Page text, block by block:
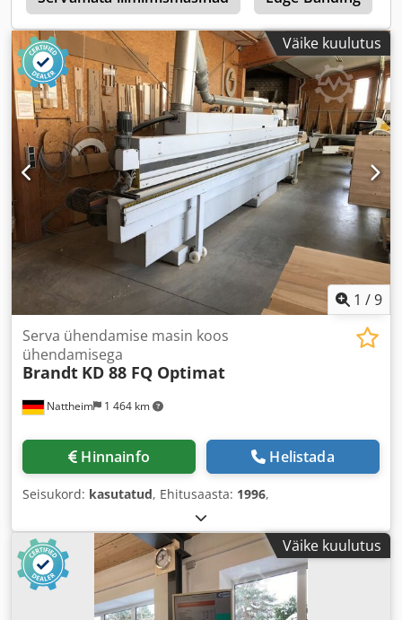
müügis oleva BRANDT KDF 560 masina ostmist. Täpsema
teabe saamiseks võtke meiega ühendust. • Ajamitüüp: 400
V / 50 Hz / 3-faasiline • Peamine elektriline ühendus: 400 V
/ 50 Hz / 3-faasiline • Võimsustarbimine: 13,2 kW •
Kasutatud servalindistamismasin • Valmimisaasta: 2004 •
Kaitsme nimivool: 35 A • Seadme automaatne
reguleerimine arvuti kaudu • Sobib nii õhukeste kui ka
paksude servade liimimiseks (ABS, PVC, vineer ja
täispuidust servad) Dsdpfx Aoztc Sasqrsck • Serva paksus:
umbes 0,4–8 mm • Töödeldava detaili kõrgus: umbes 8–50
mm • Eelfreesimisseade • Liimimisseade (kuumliim) •
Survetsoon surverullidega • Ristlõikesaag •
Tasandus-/raadiusfreesimisseadmed (ülal ja all) • Nurgade
ümardamise seade • Raadiuskraapija • Liimikraapija •
Poleerimisseadmed • Tehnilised andmed ja kirjeldused on
koopia originaalsest tellimuse kinnitusest • Teave on
esitatud üksnes teavitamise eesmärgil ega ole siduv
Väike kuulutus
1 /9
Nattheim 1 464 km
Serva ühendamise masin koos
ühendamisega
Brandt KD 88 FQ Optimat
Hinnainfo Helistada
Seisukord: kasutatud, Ehitusaasta: 1996,
Väike kuulutus